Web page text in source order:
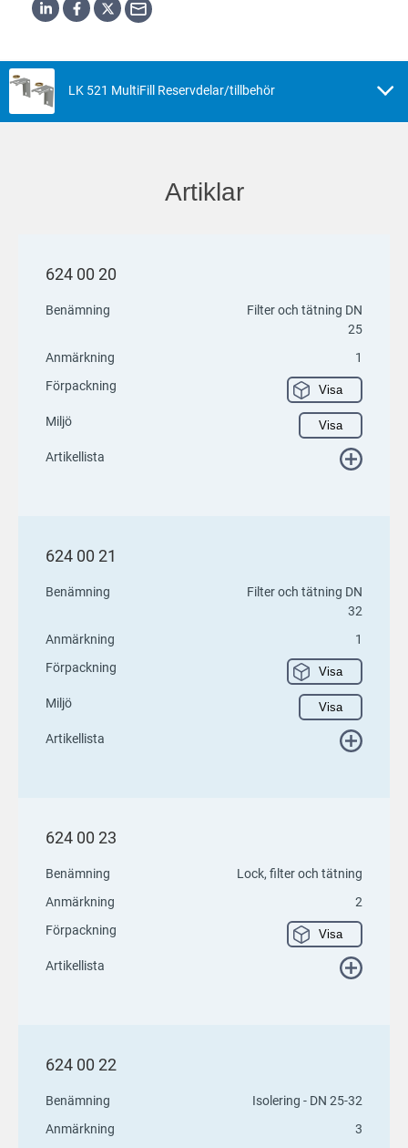
LK 521 MultiFill Reservdelar/tillbehör
Artiklar
624 00 20
Benämning
Filter och tätning DN
25
Anmärkning
1
Förpackning
Visa
Miljö Visa
Artikellista
624 00 21
Benämning
Filter och tätning DN
32
Anmärkning
1
Förpackning
Visa
Miljö Visa
Artikellista
624 00 23
Benämning
Lock, filter och tätning
Anmärkning
2
Förpackning
Visa
Artikellista
624 00 22
Benämning
Isolering - DN 25-32
Anmärkning
3